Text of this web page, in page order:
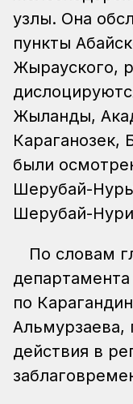
узлы. Она
пункты
Жырауского,
Жыланды,
Караганозек,
были
Шерубай-
Шерубай-
По словам
по
Альмурзаева,
действия в